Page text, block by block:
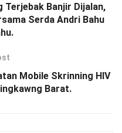
Terjebak Banjir Dijalan,
Serda Andri Bahu
Mobile Skrinning HIV
Barat.